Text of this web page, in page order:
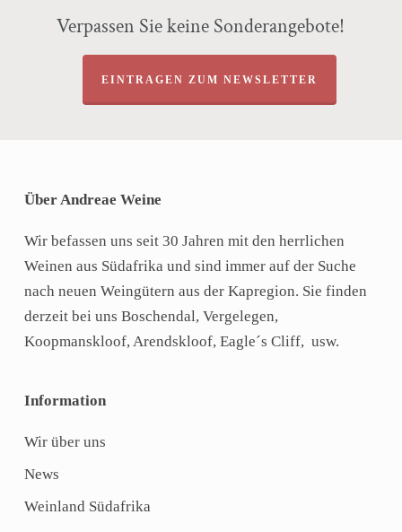
Verpassen Sie keine Sonderangebote!
EINTRAGEN ZUM NEWSLETTER
Über Andreae Weine
Wir befassen uns seit 30 Jahren mit den herrlichen
Weinen aus Südafrika und sind immer auf der Suche
nach neuen Weingütern aus der Kapregion. Sie finden
derzeit bei uns Boschendal, Vergelegen,
Koopmanskloof, Arendskloof, Eagle´s Cliff, usw.
Information
Wir über uns
News
Weinland Südafrika